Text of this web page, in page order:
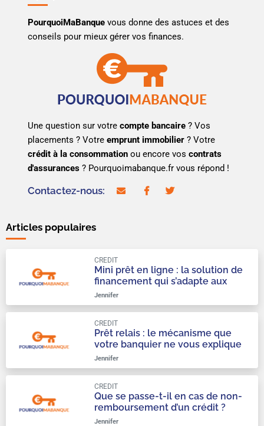
PourquoiMaBanque vous donne des astuces et des
conseils pour mieux gérer vos finances.
Une question sur votrecompte bancaire ? Vos
placements ? Votreemprunt immobilier ? Votre
crédit à la consommation ou encore voscontrats
d'assurances ? Pourquoimabanque.fr vous répond !
Contactez-nous: contact@pourquoimabanque.fr
facebooktwitter
Articles populaires
Mini prêt en ligne : la solution de
financement qui s’adapte aux
urgences du quotidien
CREDIT
Jennifer
Prêt relais : le mécanisme que
votre banquier ne vous explique
qu’à moitié
CREDIT
Jennifer
Que se passe-t-il en cas de non-
remboursement d’un crédit ?
CREDIT
Jennifer